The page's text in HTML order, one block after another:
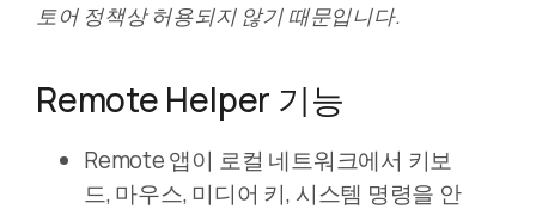
토어 정책상 허용되지 않기 때문입니다.
Remote Helper 기능
Remote 앱이 로컬 네트워크에서 키보
드, 마우스, 미디어 키, 시스템 명령을 안